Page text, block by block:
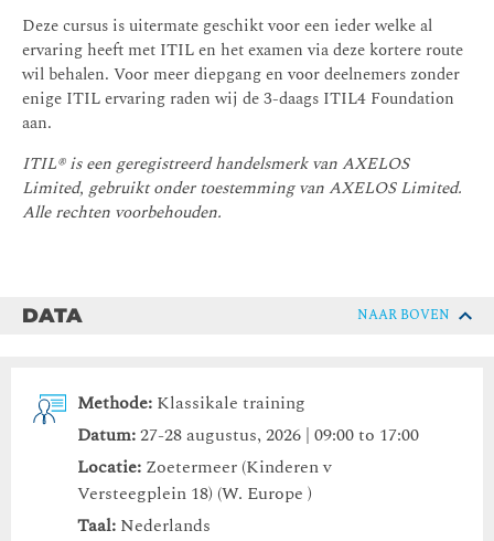
Deze cursus is uitermate geschikt voor een ieder welke al
ervaring heeft met ITIL en het examen via deze kortere route
wil behalen. Voor meer diepgang en voor deelnemers zonder
enige ITIL ervaring raden wij de 3-daags ITIL4 Foundation
aan.
ITIL® is een geregistreerd handelsmerk van AXELOS
Limited, gebruikt onder toestemming van AXELOS Limited.
Alle rechten voorbehouden.
DATA NAAR BOVEN
Methode: Klassikale training
Datum:27-28 augustus, 2026 | 09:00 to 17:00
Locatie: Zoetermeer (Kinderen v
Versteegplein 18) (W. Europe )
Taal: Nederlands